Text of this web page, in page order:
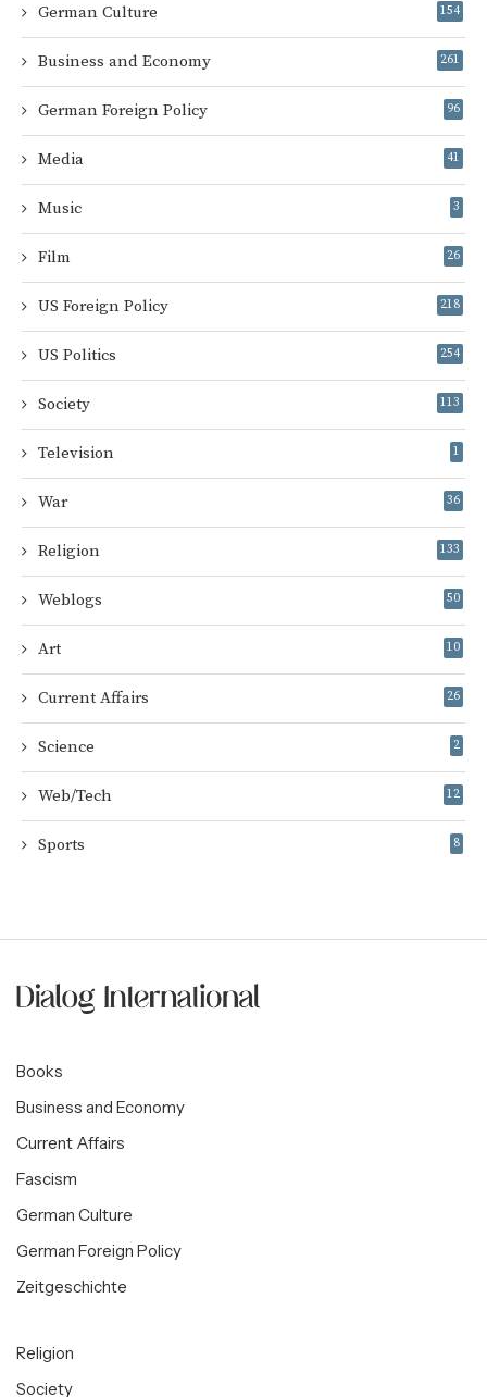
German Culture 154
Business and Economy 261
German Foreign Policy 96
Media 41
Music 3
Film 26
US Foreign Policy 218
US Politics 254
Society 113
Television 1
War 36
Religion 133
Weblogs 50
Art 10
Current Affairs 26
Science 2
Web/Tech 12
Sports 8
Books
Business and Economy
Current Affairs
Fascism
German Culture
German Foreign Policy
Zeitgeschichte
Religion
Society